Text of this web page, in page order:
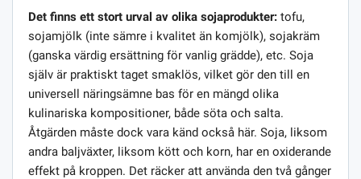
Det finns ett stort urval av olika sojaprodukter: tofu,
sojamjölk (inte sämre i kvalitet än komjölk), sojakräm
(ganska värdig ersättning för vanlig grädde), etc. Soja
själv är praktiskt taget smaklös, vilket gör den till en
universell näringsämne bas för en mängd olika
kulinariska kompositioner, både söta och salta.
Åtgärden måste dock vara känd också här. Soja, liksom
andra baljväxter, liksom kött och korn, har en oxiderande
effekt på kroppen. Det räcker att använda den två gånger